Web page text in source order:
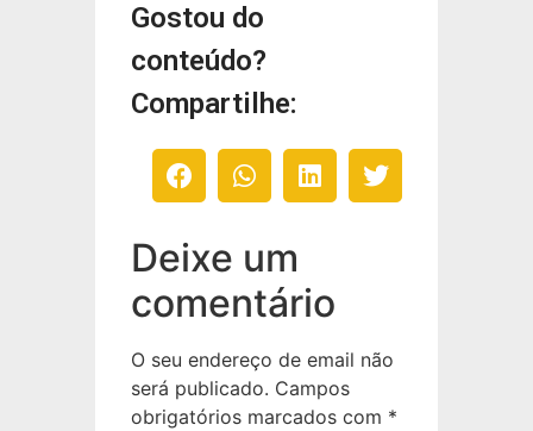
Gostou do
conteúdo?
Compartilhe:
Deixe um
comentário
O seu endereço de email não
será publicado. Campos
obrigatórios marcados com *